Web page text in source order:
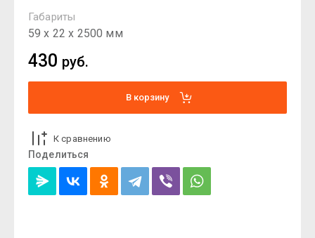
Габариты
59 х 22 х 2500 мм
430 руб.
В корзину
К сравнению
Поделиться